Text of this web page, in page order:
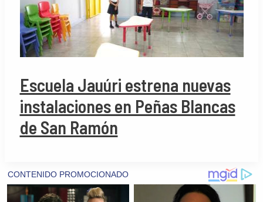
Escuela Jauúri estrena nuevas
instalaciones en Peñas Blancas
de San Ramón